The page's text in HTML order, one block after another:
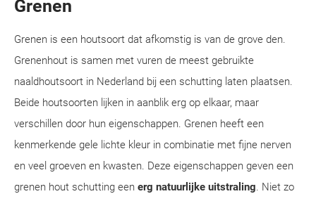
Grenen
Grenen is een houtsoort dat afkomstig is van de grove den.
Grenenhout is samen met vuren de meest gebruikte
naaldhoutsoort in Nederland bij een schutting laten plaatsen.
Beide houtsoorten lijken in aanblik erg op elkaar, maar
verschillen door hun eigenschappen. Grenen heeft een
kenmerkende gele lichte kleur in combinatie met fijne nerven
en veel groeven en kwasten. Deze eigenschappen geven een
grenen hout schutting een erg natuurlijke uitstraling. Niet zo